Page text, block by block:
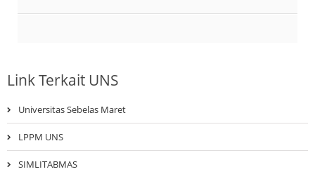
Link Terkait UNS
Universitas Sebelas Maret
LPPM UNS
SIMLITABMAS